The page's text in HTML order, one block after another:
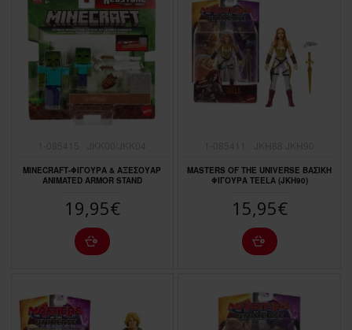
MINECRAFT-ΦΙΓΟΥΡΑ & ΑΞΕΣΟΥΑΡ
ANIMATED ARMOR STAND
19,95€
MASTERS OF THE UNIVERSE ΒΑΣΙΚΗ
ΦΙΓΟΥΡΑ TEELA (JKH90)
15,95€